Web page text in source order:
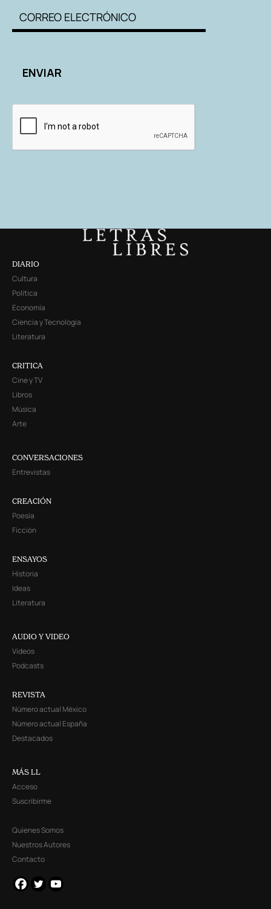
DIARIO
Cultura
Política
Economía
Ciencia y Tecnología
Literatura
CRITICA
Cine y TV
Libros
Música
Arte
CONVERSACIONES
Entrevistas
CREACIÓN
Poesía
Ficción
ENSAYOS
Historia
Ideas
Literatura
AUDIO Y VIDEO
Videos
Podcasts
REVISTA
Número actual México
Número actual España
Destacados
MÁS LL
Acceso
Suscribirme
Quienes Somos
Nuestros Autores
Contacto